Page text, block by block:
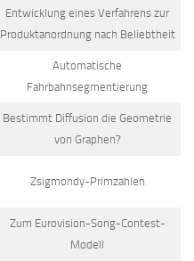
Entwicklung eines Verfahrens zur
Produktanordnung nach Beliebtheit
Automatische
Fahrbahnsegmentierung
Bestimmt Diffusion die Geometrie
von Graphen?
Zsigmondy-Primzahlen
Zum Eurovision-Song-Contest-
Modell